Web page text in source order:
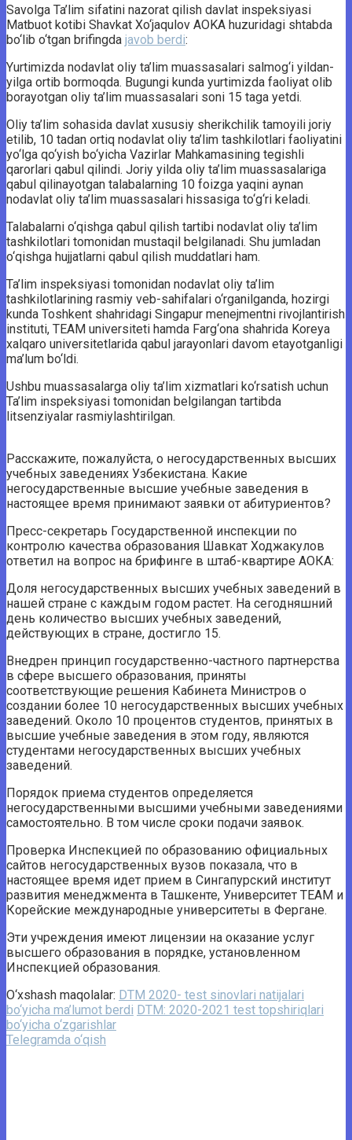
Savolga Ta’lim sifatini nazorat qilish davlat inspeksiyasi
Matbuot kotibi Shavkat Xo‘jaqulov AOKA huzuridagi shtabda
bo‘lib o‘tgan brifingda javob berdi:
Yurtimizda nodavlat oliy ta’lim muassasalari salmog‘i yildan-
yilga ortib bormoqda. Bugungi kunda yurtimizda faoliyat olib
borayotgan oliy ta’lim muassasalari soni 15 taga yetdi.
Oliy ta’lim sohasida davlat xususiy sherikchilik tamoyili joriy
etilib, 10 tadan ortiq nodavlat oliy ta’lim tashkilotlari faoliyatini
yo‘lga qo‘yish bo‘yicha Vazirlar Mahkamasining tegishli
qarorlari qabul qilindi. Joriy yilda oliy ta’lim muassasalariga
qabul qilinayotgan talabalarning 10 foizga yaqini aynan
nodavlat oliy ta’lim muassasalari hissasiga to‘g‘ri keladi.
Talabalarni o‘qishga qabul qilish tartibi nodavlat oliy ta’lim
tashkilotlari tomonidan mustaqil belgilanadi. Shu jumladan
o‘qishga hujjatlarni qabul qilish muddatlari ham.
Ta’lim inspeksiyasi tomonidan nodavlat oliy ta’lim
tashkilotlarining rasmiy veb-sahifalari o‘rganilganda, hozirgi
kunda Toshkent shahridagi Singapur menejmentni rivojlantirish
instituti, TEAM universiteti hamda Farg‘ona shahrida Koreya
xalqaro universitetlarida qabul jarayonlari davom etayotganligi
ma’lum bo‘ldi.
Ushbu muassasalarga oliy ta’lim xizmatlari ko‘rsatish uchun
Ta’lim inspeksiyasi tomonidan belgilangan tartibda
litsenziyalar rasmiylashtirilgan.
Расскажите, пожалуйста, о негосударственных высших
учебных заведениях Узбекистана. Какие
негосударственные высшие учебные заведения в
настоящее время принимают заявки от абитуриентов?
Пресс-секретарь Государственной инспекции по
контролю качества образования Шавкат Ходжакулов
ответил на вопрос на брифинге в штаб-квартире АОКА:
Доля негосударственных высших учебных заведений в
нашей стране с каждым годом растет. На сегодняшний
день количество высших учебных заведений,
действующих в стране, достигло 15.
Внедрен принцип государственно-частного партнерства
в сфере высшего образования, приняты
соответствующие решения Кабинета Министров о
создании более 10 негосударственных высших учебных
заведений. Около 10 процентов студентов, принятых в
высшие учебные заведения в этом году, являются
студентами негосударственных высших учебных
заведений.
Порядок приема студентов определяется
негосударственными высшими учебными заведениями
самостоятельно. В том числе сроки подачи заявок.
Проверка Инспекцией по образованию официальных
сайтов негосударственных вузов показала, что в
настоящее время идет прием в Сингапурский институт
развития менеджмента в Ташкенте, Университет TEAM и
Корейские международные университеты в Фергане.
Эти учреждения имеют лицензии на оказание услуг
высшего образования в порядке, установленном
Инспекцией образования.
O‘xshash maqolalar: DTM 2020- test sinovlari natijalari
bo‘yicha ma’lumot berdi DTM: 2020-2021 test topshiriqlari
bo‘yicha o‘zgarishlar
Telegramda o‘qish